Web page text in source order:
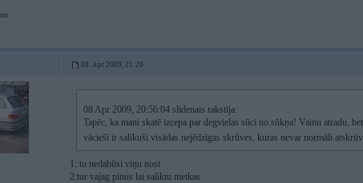
08. Apr 2009, 21:20
08 Apr 2009, 20:56:04 slidenais rakstīja:
Tapēc, ka mani skatē izcepa par degvielas sūci no sūkņa! Vainu atradu,
vācieši ir salikuši visādas nejēdzīgas skrūves, kuras nevar normāli
1: tu nedabūsi viņu nost
2:tur vajag pinus lai saliktu metkas